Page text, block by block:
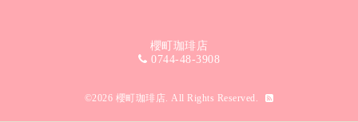
櫻町珈琲店
0744-48-3908
©2026 櫻町珈琲店. All Rights Reserved.